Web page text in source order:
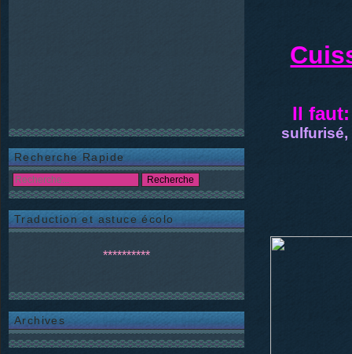
Recherche Rapide
Traduction et astuce écolo
**********
Archives
Il faut:
sulfurisé,